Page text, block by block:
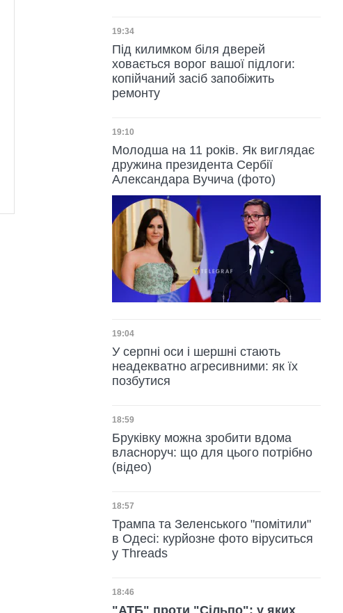
Дата публікації
19:34
Під килимком біля дверей
ховається ворог вашої підлоги:
копійчаний засіб запобіжить
ремонту
Дата публікації
19:10
Молодша на 11 років. Як виглядає
дружина президента Сербії
Александара Вучича (фото)
Дата публікації
19:04
У серпні оси і шершні стають
неадекватно агресивними: як їх
позбутися
Дата публікації
18:59
Бруківку можна зробити вдома
власноруч: що для цього потрібно
(відео)
Дата публікації
18:57
Трампа та Зеленського "помітили"
в Одесі: курйозне фото віруситься
у Threads
Дата публікації
18:46